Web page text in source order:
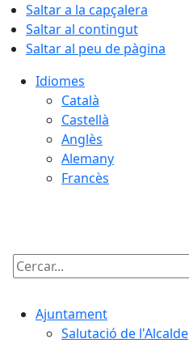
Saltar a la capçalera
Saltar al contingut
Saltar al peu de pàgina
Idiomes
Català
Castellà
Anglès
Alemany
Francès
Cercar:
Ajuntament
Salutació de l'Alcalde